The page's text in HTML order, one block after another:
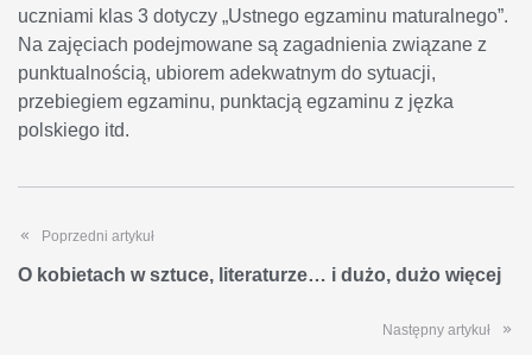
uczniami klas 3 dotyczy „Ustnego egzaminu maturalnego”.
Na zajęciach podejmowane są zagadnienia związane z
punktualnością, ubiorem adekwatnym do sytuacji,
przebiegiem egzaminu, punktacją egzaminu z jęzka
polskiego itd.
Poprzedni artykuł
O kobietach w sztuce, literaturze… i dużo, dużo więcej
Następny artykuł